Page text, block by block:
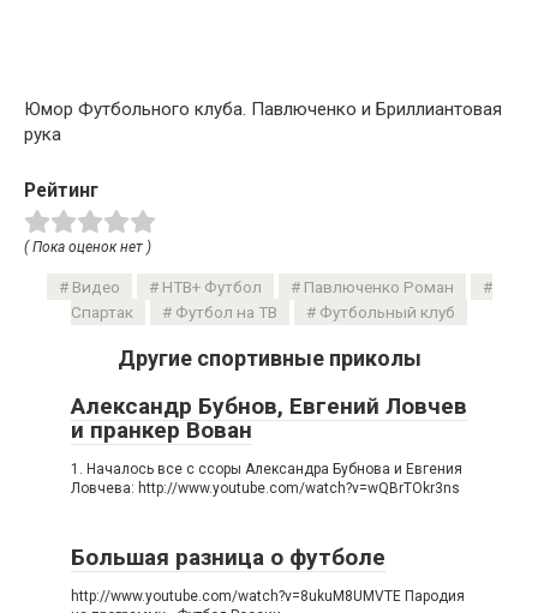
Юмор Футбольного клуба. Павлюченко и Бриллиантовая
рука
Рейтинг
( Пока оценок нет )
Видео НТВ+ Футбол
Павлюченко Роман
Спартак
Футбол на ТВ Футбольный клуб
Другие спортивные приколы
Александр Бубнов, Евгений Ловчев
и пранкер Вован
1. Началось все с ссоры Александра Бубнова и Евгения
Ловчева: http://www.youtube.com/watch?v=wQBrTOkr3ns
Большая разница о футболе
http://www.youtube.com/watch?v=8ukuM8UMVTE Пародия